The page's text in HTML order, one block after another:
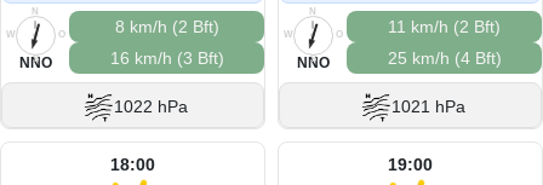
N
O
S
W
NNO
8 km/h (2 Bft)
16 km/h (3 Bft)
1022 hPa
N
O
S
W
NNO
11 km/h (2 Bft)
25 km/h (4 Bft)
1021 hPa
18:00 19:00